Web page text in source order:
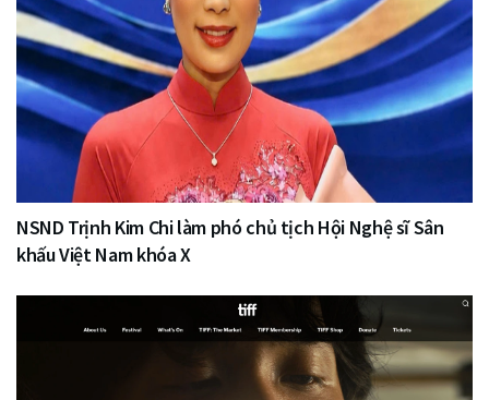
NSND Trịnh Kim Chi làm phó chủ tịch Hội Nghệ sĩ Sân
khấu Việt Nam khóa X